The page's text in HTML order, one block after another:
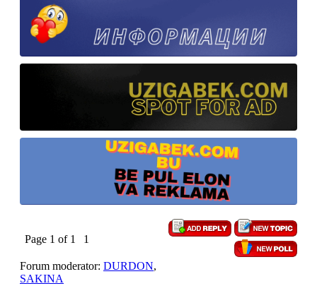
Page 1 of 1 1
Forum moderator: DURDON,
SAKINA